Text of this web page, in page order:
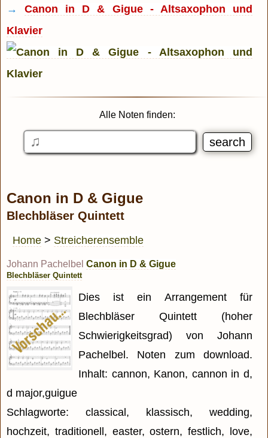
→Canon in D & Gigue - Altsaxophon und
Klavier
Alle Noten finden:
Canon in D & Gigue
Blechbläser Quintett
Home > Streicherensemble
Johann Pachelbel Canon in D & Gigue
Blechbläser Quintett
Dies ist ein Arrangement für
Blechbläser Quintett (hoher
Schwierigkeitsgrad) von Johann
Pachelbel. Noten zum download.
Inhalt: cannon, Kanon, cannon in d,
d major,guigue
Schlagworte: classical, klassisch, wedding,
hochzeit, traditionell, easter, ostern, festlich, love,